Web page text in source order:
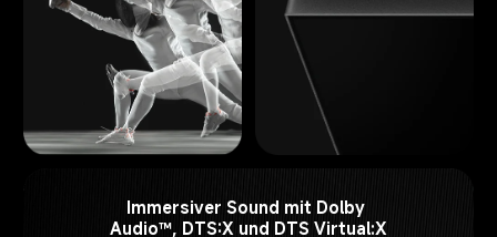
Immersiver Sound mit Dolby
Audio™, DTS:X und DTS Virtual:X